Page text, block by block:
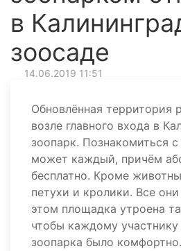
в
зоосаде
14.06.2019 11:51
Обновлённая территория
возле главного входа в
зоопарк. Познакомиться
может каждый, причём
бесплатно. Кроме
петухи и кролики. Все
этом площадка утроена
чтобы каждому участнику
зоопарка было